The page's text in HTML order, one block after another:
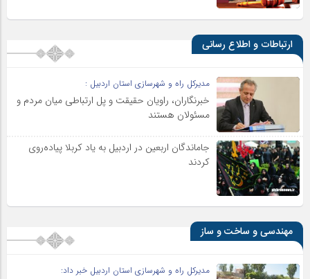
ارتباطات و اطلاع رسانی
مدیرکل راه و شهرسازی استان اردبیل :
خبرنگاران، راویان حقیقت و پل ارتباطی میان مردم و
مسئولان هستند
جاماندگان اربعین در اردبیل به یاد کربلا پیاده‌روی
کردند
مهندسی و ساخت و ساز
مدیرکل راه و شهرسازی استان اردبیل خبر داد: